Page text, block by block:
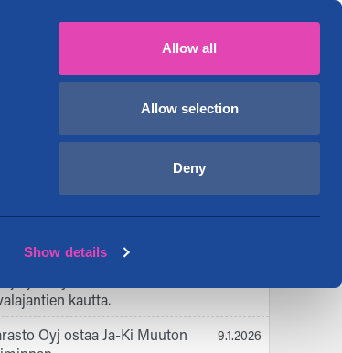
Show details
Allow all
Allow selection
Deny
029 1234 700
Oma tili
Tietoa meistä
ajankohtaiset
tilapäinen
kautta.
Oyj ostaa Ja-Ki Muuton
9.1.2026